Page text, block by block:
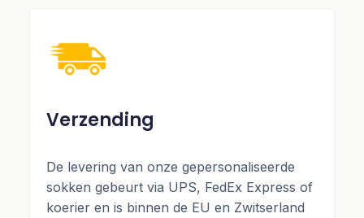
Verzending
De levering van onze gepersonaliseerde
sokken gebeurt via UPS, FedEx Express of
koerier en is binnen de EU en Zwitserland